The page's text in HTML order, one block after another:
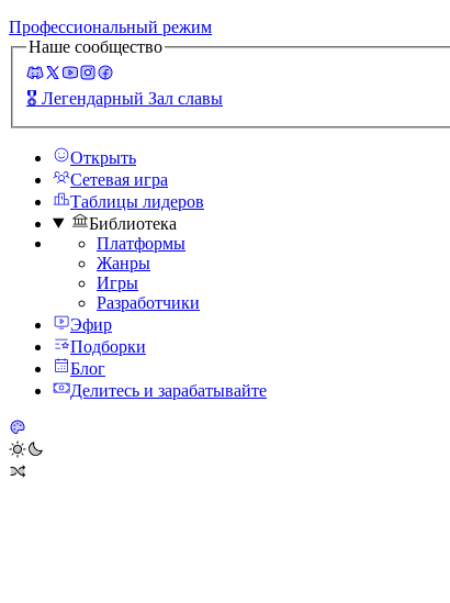
Профессиональный режим
Наше сообщество
🎖️ Легендарный Зал славы
Открыть
Сетевая игра
Таблицы лидеров
Библиотека
Платформы
Жанры
Игры
Разработчики
Эфир
Подборки
Блог
Делитесь и зарабатывайте